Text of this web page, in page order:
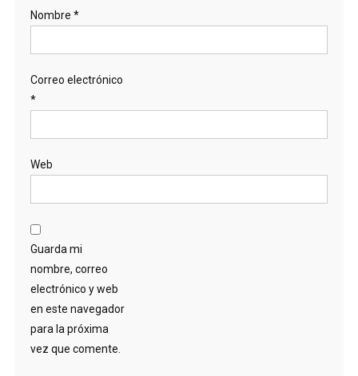
Nombre *
Correo electrónico
*
Web
Guarda mi
nombre, correo
electrónico y web
en este navegador
para la próxima
vez que comente.